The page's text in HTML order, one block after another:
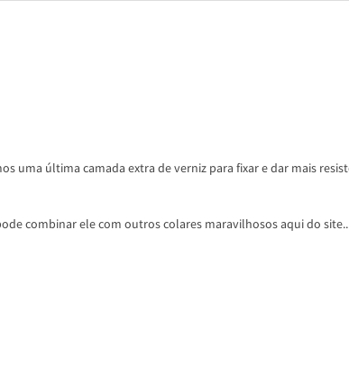
uma última camada extra de verniz para fixar e dar mais
combinar ele com outros colares maravilhosos aqui do